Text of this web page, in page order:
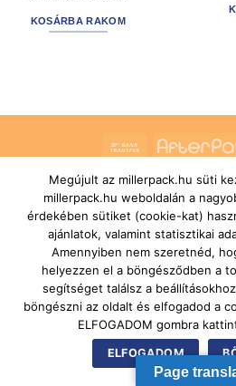
5.080 Ft.
KOSÁRBA RAKOM
Bank
RÓLUNK
ÁLTALÁNOS
SZÁLLÍTÁSI ÉS FIZETÉSI
IMPRESSZUM
KAPCSOLAT
FELIRATKOZÁS
Copyright 2026 © MILLERPACK.HU
Hungary
Page
Megújult az millerpack.hu süti
millerpack.hu weboldalán a
érdekében sütiket (cookie-kat)
ajánlatok, valamint statisztikai
Amennyiben nem szeretnéd,
helyezzen el a böngésződben a
segítséget találsz a
böngészni az oldalt és elfogadod a
ELFOGADOM gombra
ELFOGADOM